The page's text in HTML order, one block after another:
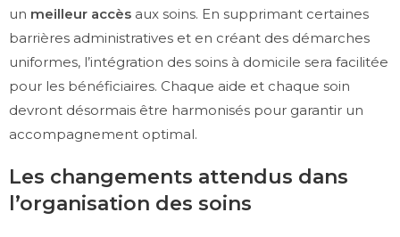
un meilleur accès aux soins. En supprimant certaines
barrières administratives et en créant des démarches
uniformes, l’intégration des soins à domicile sera facilitée
pour les bénéficiaires. Chaque aide et chaque soin
devront désormais être harmonisés pour garantir un
accompagnement optimal.
Les changements attendus dans
l’organisation des soins